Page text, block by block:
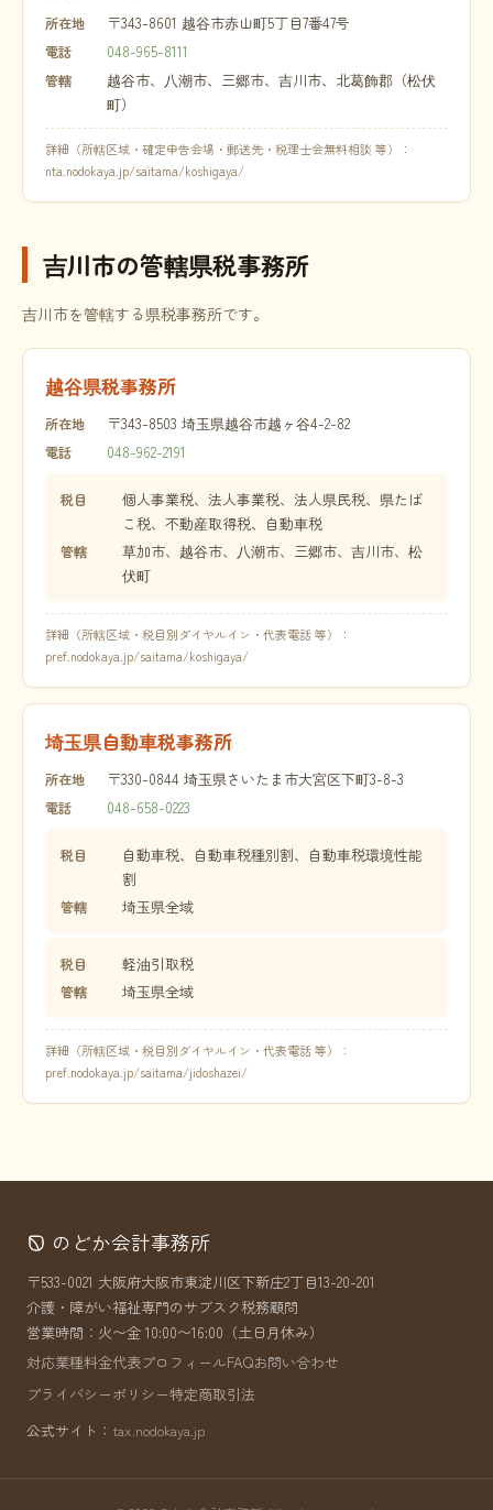
所在地 〒343-8601 越谷市赤山町5丁目7番47号
電話 048-965-8111
管轄
越谷市、八潮市、三郷市、吉川市、北葛飾郡（松伏
町）
詳細（所轄区域・確定申告会場・郵送先・税理士会無料相談 等）：
nta.nodokaya.jp/saitama/koshigaya/
吉川市の管轄県税事務所
吉川市を管轄する県税事務所です。
越谷県税事務所
所在地 〒343-8503 埼玉県越谷市越ヶ谷4-2-82
電話 048-962-2191
税目
個人事業税、法人事業税、法人県民税、県たば
こ税、不動産取得税、自動車税
管轄
草加市、越谷市、八潮市、三郷市、吉川市、松
伏町
詳細（所轄区域・税目別ダイヤルイン・代表電話 等）：
pref.nodokaya.jp/saitama/koshigaya/
埼玉県自動車税事務所
所在地 〒330-0844 埼玉県さいたま市大宮区下町3-8-3
電話 048-658-0223
税目
自動車税、自動車税種別割、自動車税環境性能
割
管轄 埼玉県全域
税目 軽油引取税
管轄 埼玉県全域
詳細（所轄区域・税目別ダイヤルイン・代表電話 等）：
pref.nodokaya.jp/saitama/jidoshazei/
のどか会計事務所
〒533-0021 大阪府大阪市東淀川区下新庄2丁目13-20-201
介護・障がい福祉専門のサブスク税務顧問
営業時間：火〜金 10:00〜16:00（土日月休み）
対応業種料金代表プロフィールFAQお問い合わせ
プライバシーポリシー特定商取引法
公式サイト： tax.nodokaya.jp